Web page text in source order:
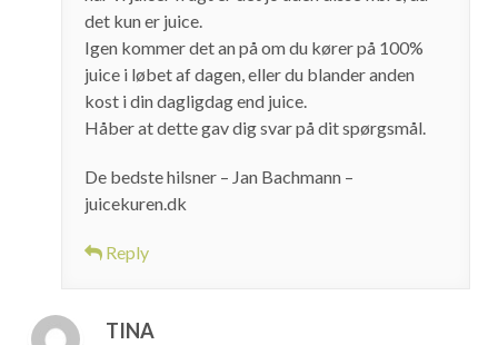
det kun er juice.
Igen kommer det an på om du kører på 100%
juice i løbet af dagen, eller du blander anden
kost i din dagligdag end juice.
Håber at dette gav dig svar på dit spørgsmål.
De bedste hilsner – Jan Bachmann –
juicekuren.dk
Reply
TINA